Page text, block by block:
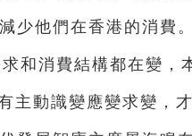
少他們在香港的消費。
和消費結構都在變，
主動識變應變求變，